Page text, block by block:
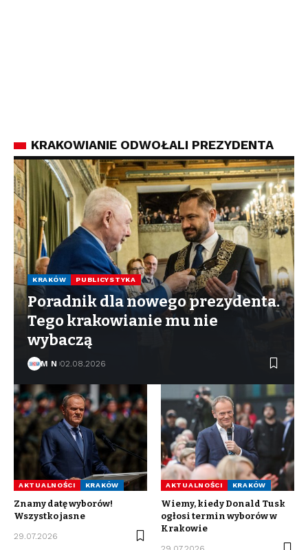
KRAKOWIANIE ODWOŁALI PREZYDENTA
KRAKÓW PUBLICYSTYKA
Poradnik dla nowego prezydenta.
Tego krakowianie mu nie
wybaczą
M N 02.08.2026
AKTUALNOŚCI KRAKÓW
Znamy datę wyborów!
Wszystko jasne
29.07.2026
AKTUALNOŚCI KRAKÓW
Wiemy, kiedy Donald Tusk
ogłosi termin wyborów w
Krakowie